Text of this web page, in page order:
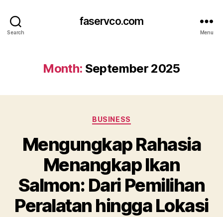
Search
faservco.com
Menu
Month: September 2025
Categories
BUSINESS
Mengungkap Rahasia
Menangkap Ikan
Salmon: Dari Pemilihan
Peralatan hingga Lokasi